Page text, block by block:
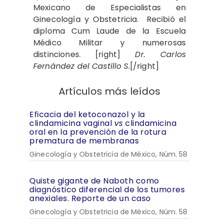
Mexicano de Especialistas en
Ginecología y Obstetricia. Recibió el
diploma Cum Laude de la Escuela
Médico Militar y numerosas
distinciones. [right]Dr. Carlos
Fernández del Castillo S.[/right]
Artículos más leídos
Eficacia del ketoconazol y la
clindamicina vaginal vs clindamicina
oral en la prevención de la rotura
prematura de membranas
Ginecología y Obstetricia de México, Núm. 58
Quiste gigante de Naboth como
diagnóstico diferencial de los tumores
anexiales. Reporte de un caso
Ginecología y Obstetricia de México, Núm. 58